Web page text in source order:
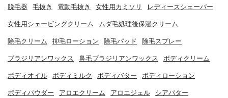
脱毛器 毛抜き 電動毛抜き 女性用カミソリ レディースシェーバー
女性用シェービングクリーム ムダ毛処理後保湿クリーム
除毛クリーム 抑毛ローション 除毛パッド 除毛スプレー
ブラジリアンワックス 鼻毛ブラジリアンワックス ボディクリーム
ボディオイル ボディミルク ボディバター ボディローション
ボディパウダー アロエクリーム アロエジェル シアバター